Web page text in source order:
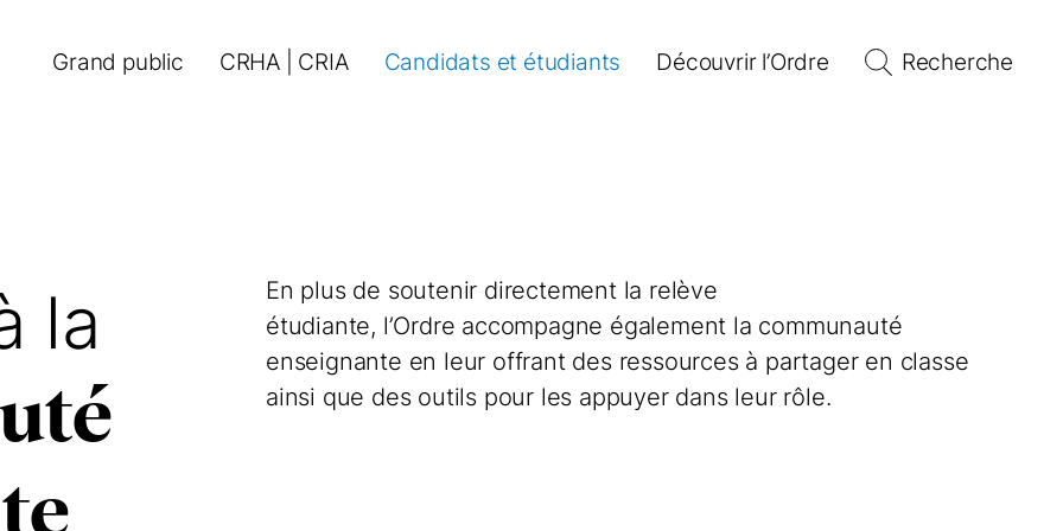
Grand public CRHA | CRIA Candidats et étudiants Découvrir l’Ordre Recherche
la
En plus de soutenir directement la relève
étudiante, l’Ordre accompagne également la communauté
enseignante en leur offrant des ressources à partager en classe
ainsi que des outils pour les appuyer dans leur rôle.